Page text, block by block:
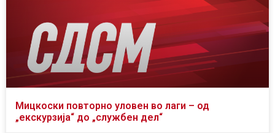
Мицкоски повторно уловен во лаги – од
„екскурзија“ до „службен дел“